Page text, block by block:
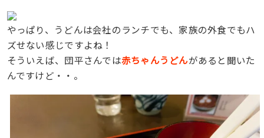
やっぱり、うどんは会社のランチでも、家族の外食でもハ
ズせない感じですよね！
そういえば、団平さんでは赤ちゃんうどんがあると聞いた
んですけど・・。